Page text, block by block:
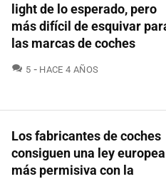
light de lo esperado, pero
más difícil de esquivar
las marcas de coches
5 COMENTARIOS
HACE 4 AÑOS
Los fabricantes de coches
consiguen una ley europea
más permisiva con la